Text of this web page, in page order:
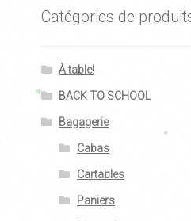
Catégories de
À table!
BACK TO SCHOOL
Bagagerie
Cabas
Cartables
Paniers